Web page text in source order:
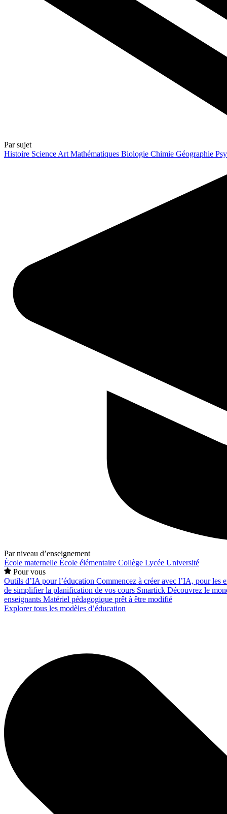
Par sujet
Histoire Science Art Mathématiques Biologie Chimie Géographie
Par niveau d’enseignement
École maternelle École élémentaire Collège Lycée Université
Pour vous
Outils d’IA pour l’éducation Commencez à créer avec l’IA, pour les
de simplifier la planification de vos cours Smartick Découvrez le
enseignants Matériel pédagogique prêt à être modifié
Explorer tous les modèles d’éducation